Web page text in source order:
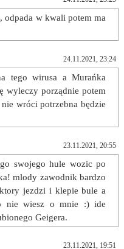
odpada w kwali potem ma
24.11.2021, 23:24
tego wirusa a Murańka
wyleczy porządnie potem
wróci potrzebna będzie
23.11.2021, 20:55
swojego hule wozic po
mlody zawodnik bardzo
jezdzi i klepie bule a
nie wiesz o mnie :) ide
Geigera.
23.11.2021, 19:51